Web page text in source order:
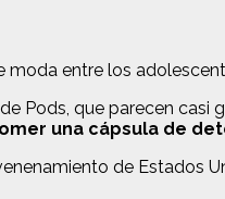
entre los
que parecen casi
una cápsula de
de Estados